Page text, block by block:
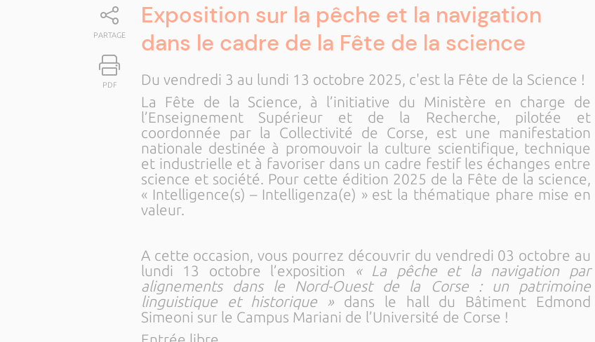
PARTAGE
PDF
Exposition sur la pêche et la navigation
dans le cadre de la Fête de la science
Du vendredi 3 au lundi 13 octobre 2025, c'est la Fête de la Science !
La Fête de la Science, à l’initiative du Ministère en charge de
l’Enseignement Supérieur et de la Recherche, pilotée et
coordonnée par la Collectivité de Corse, est une manifestation
nationale destinée à promouvoir la culture scientifique, technique
et industrielle et à favoriser dans un cadre festif les échanges entre
science et société. Pour cette édition 2025 de la Fête de la science,
« Intelligence(s) – Intelligenza(e) » est la thématique phare mise en
valeur.
A cette occasion, vous pourrez découvrir du vendredi 03 octobre au
lundi 13 octobre l’exposition « La pêche et la navigation par
alignements dans le Nord-Ouest de la Corse : un patrimoine
linguistique et historique » dans le hall du Bâtiment Edmond
Simeoni sur le Campus Mariani de l’Université de Corse !